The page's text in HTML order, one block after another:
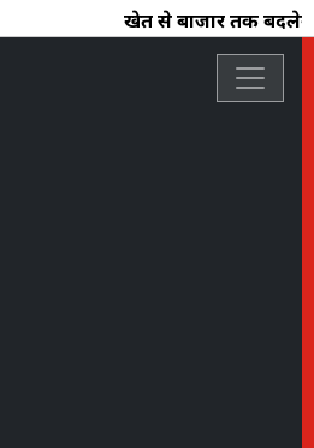
खेत से बाजार तक बदलेगी